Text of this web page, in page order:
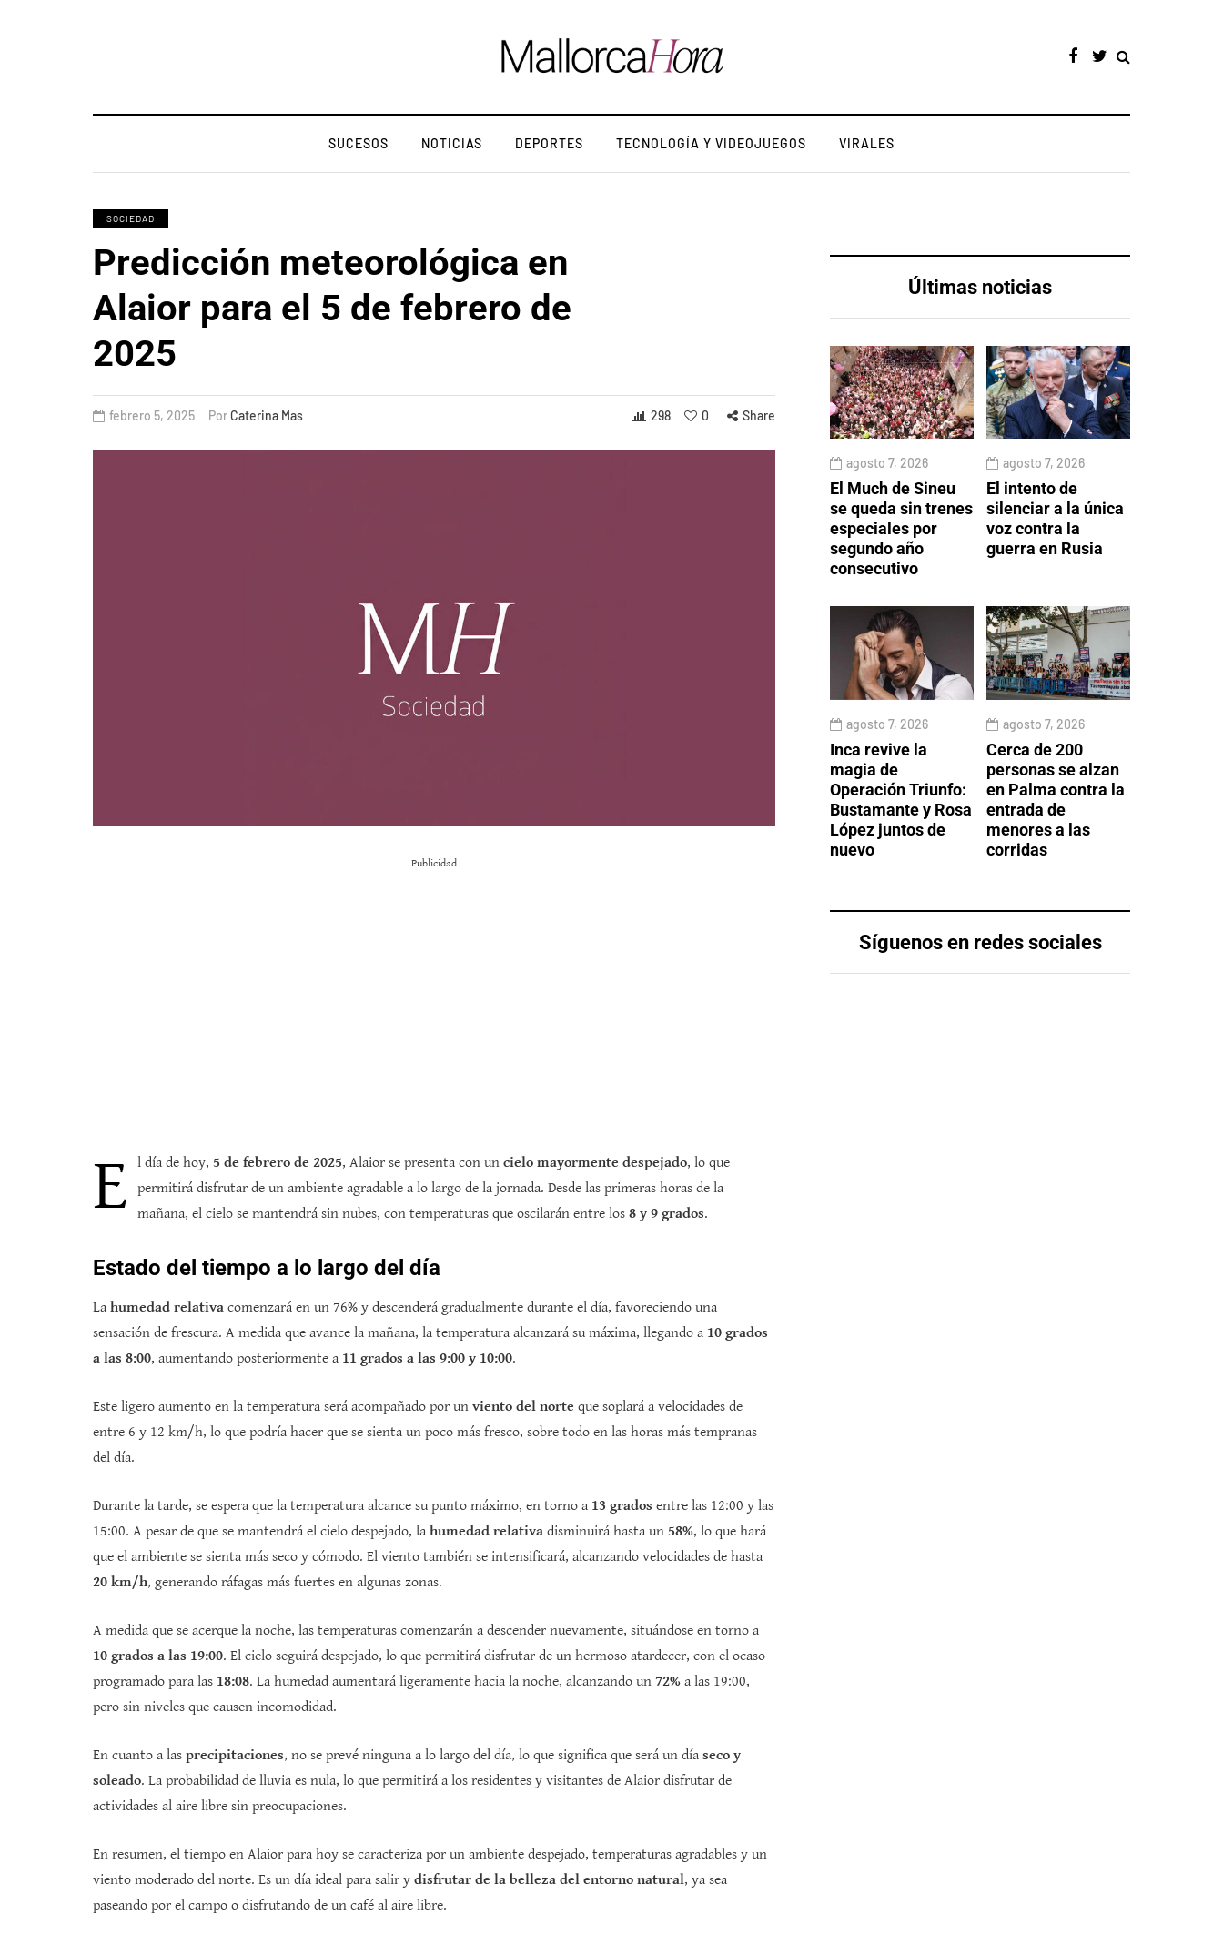
SUCESOS NOTICIAS DEPORTES TECNOLOGÍA Y VIDEOJUEGOS VIRALES
SOCIEDAD
Predicción meteorológica en
Alaior para el 5 de febrero de
2025
febrero 5, 2025 PorCaterina Mas 298 0 Share
Publicidad
E l día de hoy, 5 de febrero de 2025, Alaior se presenta con un cielo mayormente despejado, lo que
permitirá disfrutar de un ambiente agradable a lo largo de la jornada. Desde las primeras horas de la
mañana, el cielo se mantendrá sin nubes, con temperaturas que oscilarán entre los 8 y 9 grados.
Estado del tiempo a lo largo del día
La humedad relativa comenzará en un 76% y descenderá gradualmente durante el día, favoreciendo una
sensación de frescura. A medida que avance la mañana, la temperatura alcanzará su máxima, llegando a 10 grados
a las 8:00, aumentando posteriormente a 11 grados a las 9:00 y 10:00.
Este ligero aumento en la temperatura será acompañado por un viento del norte que soplará a velocidades de
entre 6 y 12 km/h, lo que podría hacer que se sienta un poco más fresco, sobre todo en las horas más tempranas
del día.
Durante la tarde, se espera que la temperatura alcance su punto máximo, en torno a 13 grados entre las 12:00 y las
15:00. A pesar de que se mantendrá el cielo despejado, la humedad relativa disminuirá hasta un 58%, lo que hará
que el ambiente se sienta más seco y cómodo. El viento también se intensificará, alcanzando velocidades de hasta
20 km/h, generando ráfagas más fuertes en algunas zonas.
A medida que se acerque la noche, las temperaturas comenzarán a descender nuevamente, situándose en torno a
10 grados a las 19:00. El cielo seguirá despejado, lo que permitirá disfrutar de un hermoso atardecer, con el ocaso
programado para las 18:08. La humedad aumentará ligeramente hacia la noche, alcanzando un 72% a las 19:00,
pero sin niveles que causen incomodidad.
En cuanto a las precipitaciones, no se prevé ninguna a lo largo del día, lo que significa que será un día seco y
soleado. La probabilidad de lluvia es nula, lo que permitirá a los residentes y visitantes de Alaior disfrutar de
actividades al aire libre sin preocupaciones.
En resumen, el tiempo en Alaior para hoy se caracteriza por un ambiente despejado, temperaturas agradables y un
viento moderado del norte. Es un día ideal para salir y disfrutar de la belleza del entorno natural, ya sea
paseando por el campo o disfrutando de un café al aire libre.
Últimas noticias
agosto 7, 2026
El Much de Sineu
se queda sin trenes
especiales por
segundo año
consecutivo
agosto 7, 2026
El intento de
silenciar a la única
voz contra la
guerra en Rusia
agosto 7, 2026
Inca revive la
magia de
Operación Triunfo:
Bustamante y Rosa
López juntos de
nuevo
agosto 7, 2026
Cerca de 200
personas se alzan
en Palma contra la
entrada de
menores a las
corridas
Síguenos en redes sociales